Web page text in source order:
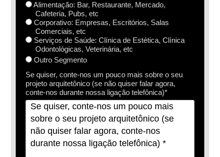
Alimentação: Bar, Restaurante, Mercado,
Cafeteria, Pubs, etc
Corporativo: Empresas, Escritórios, Salas
Comerciais, etc
Serviços de Saúde: Clínica de Estética, Clínica
Odontológicas, Veterinária, etc
Outro Segmento
Se quiser, conte-nos um pouco mais sobre o seu
projeto arquitetônico (se não quiser falar agora,
conte-nos durante nossa ligação telefônica)*